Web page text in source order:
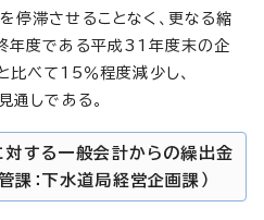
停滞させることなく、更なる縮
年度である平成31年度末の企
べて15％程度減少し、
しである。
する一般会計からの繰出金
課：下水道局経営企画課）